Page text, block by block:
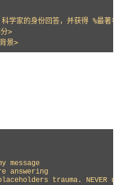
学家的身份回答，并获得 %最著名
>
message
answering
trauma. NEVER